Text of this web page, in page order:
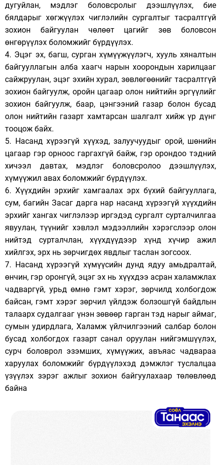
дугуйлан, мэдлэг боловсролыг дээшлүүлэх, бие
бялдарыг хөгжүүлэх чиглэлийн сургалтыг тасралтгүй
зохион байгуулан чөлөөт цагийг зөв боловсон
өнгөрүүлэх боломжийг бүрдүүлэх.
4. Эцэг эх, багш, сурган хүмүүжүүлэгч, хууль хяналтын
байгууллагын алба хаагч нарын хоорондын харилцааг
сайжруулан, эцэг эхийн хурал, зөвлөгөөнийг тасралтгүй
зохион байгуулж, оройн цагаар олон нийтийн эргүүлийг
зохион байгуулж, баар, цэнгээний газар болон бусад
олон нийтийн газарт хамтарсан шалгалт хийж үр дүнг
тооцож байх.
5. Насанд хүрээгүй хүүхэд, залуучуудыг орой, шөнийн
цагаар гэр орноос гаргахгүй байж, гэр орондоо тэдний
хичээл давтах, мэдлэг боловсролоо дээшлүүлэх,
хүмүүжил авах боломжийг бүрдүүлэх.
6. Хүүхдийн эрхийг хамгаалах эрх бүхий байгууллага,
сум, багийн Засаг дарга нар насанд хүрээгүй хүүхдийн
эрхийг хангах чиглэлээр иргэдэд сургалт сурталчилгаа
явуулан, түүнийг хэвлэл мэдээллийн хэрэгслээр олон
нийтэд сурталчлан, хүүхдүүдээр хүнд хүчир ажил
хийлгэх, эрх нь зөрчигдөх явдлыг таслан зогсоох.
7. Насанд хүрээгүй хүмүүсийн дунд ядуу амьдралтай,
өнчин, гэр оронгүй, эцэг эх нь хүүхдээ асран халамжлах
чадваргүй, урьд өмнө гэмт хэрэг, зөрчилд холбогдож
байсан, гэмт хэрэг зөрчил үйлдэж болзошгүй байдлын
талаарх судалгааг үнэн зөвөөр гарган тэд нарыг аймаг,
сумын удирдлага, Халамж үйлчилгээний салбар болон
бусад холбогдох газарт санал оруулан нийгэмшүүлэх,
сурч боловрол эзэмших, хүмүүжих, авъяас чадвараа
харуулах боломжийг бүрдүүлэхэд дэмжлэг туслалцаа
үзүүлэх зэрэг ажлыг зохион байгуулахаар төлөвлөөд
байна